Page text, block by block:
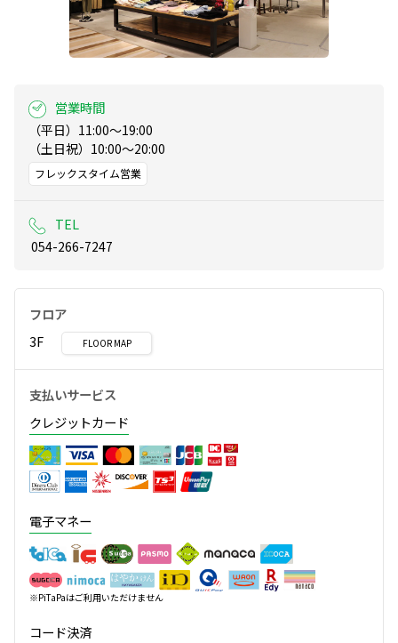
営業時間
（平日）11:00～19:00
（土日祝）10:00～20:00
フレックスタイム営業
TEL
054-266-7247
フロア
3F
FLOOR MAP
支払いサービス
クレジットカード
電子マネー
※PiTaPaはご利用いただけません
コード決済